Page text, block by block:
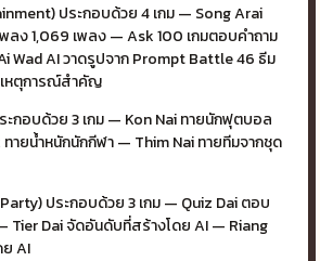
ประกอบด้วย 4 เกม — Song Arai
พลง 1,069 เพลง — Ask 100 เกมตอบคำถาม
Wad AI วาดรูปจาก Prompt Battle 46 ธีม
หตุการณ์สำคัญ
กอบด้วย 3 เกม — Kon Nai ทายนักฟุตบอล
ายน้ำหนักนักกีฬา — Thim Nai ทายทีมจากชุด
ประกอบด้วย 3 เกม — Quiz Dai ตอบ
Tier Dai จัดอันดับที่สร้างโดย AI — Riang
AI